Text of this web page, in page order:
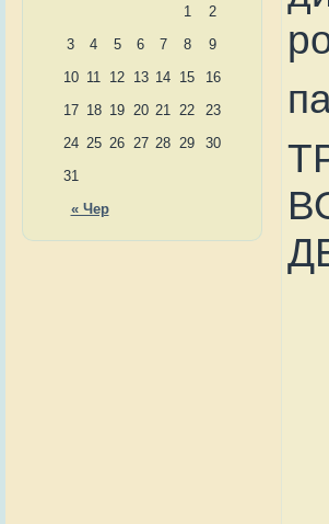
« Чер
1
2
3
4 5 6 7 8
9
10 11 12 13 14 15
16
17 18 19 20 21 22
23
24 25 26 27 28 29
30
31